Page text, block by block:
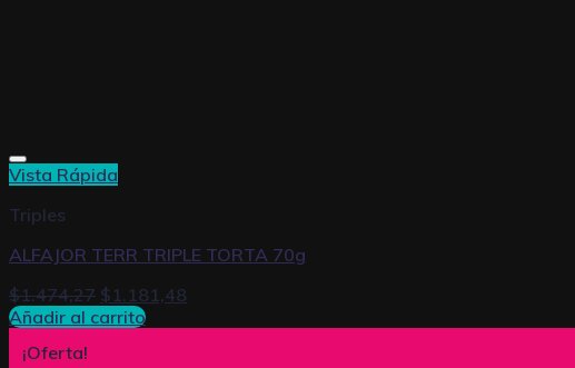
Vista Rápida
Triples
ALFAJOR TERR TRIPLE TORTA 70g
$1.474,27 $1.181,48
Añadir al carrito
¡Oferta!